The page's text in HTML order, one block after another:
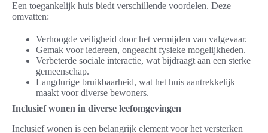
Een toegankelijk huis biedt verschillende voordelen. Deze
omvatten:
Verhoogde veiligheid door het vermijden van valgevaar.
Gemak voor iedereen, ongeacht fysieke mogelijkheden.
Verbeterde sociale interactie, wat bijdraagt aan een sterke
gemeenschap.
Langdurige bruikbaarheid, wat het huis aantrekkelijk
maakt voor diverse bewoners.
Inclusief wonen in diverse leefomgevingen
Inclusief wonen is een belangrijk element voor het versterken